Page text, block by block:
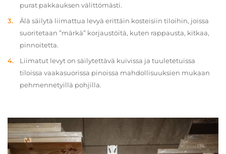
purat pakkauksen välittömästi.
Älä säilytä liimattua levyä erittäin kosteisiin tiloihin, joissa
suoritetaan ”märkä” korjaustöitä, kuten rappausta, kitkaa,
pinnoitetta.
Liimatut levyt on säilytettävä kuivissa ja tuuletetuissa
tiloissa vaakasuorissa pinoissa mahdollisuuksien mukaan
pehmennetyillä pohjilla.